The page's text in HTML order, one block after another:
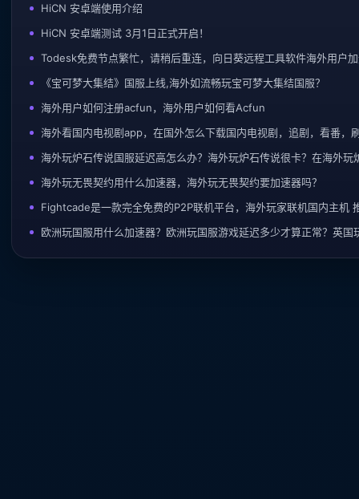
HiCN 安卓端使用介绍
HiCN 安卓端测试 3月1日正式开启！
Todesk免费节点繁忙，请稍后重连，向日葵远程工具软件海外用户
《宝可梦大集结》国服上线,海外如流畅玩宝可梦大集结国服？
海外用户如何注册acfun，海外用户如何看Acfun
海外看国内电视剧app，在国外怎么下载国内电视剧，追剧，看番，
海外玩炉石传说国服延迟高怎么办？海外玩炉石传说很卡？在海外玩
海外玩无畏契约用什么加速器，海外玩无畏契约要加速器吗？
Fightcade是一款完全免费的P2P联机平台，海外玩家联机国内主机
欧洲玩国服用什么加速器？欧洲玩国服游戏延迟多少才算正常？英国